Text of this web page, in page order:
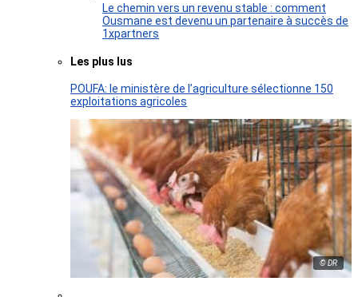
Le chemin vers un revenu stable : comment
Ousmane est devenu un partenaire à succès de
1xpartners
Les plus lus
POUFA: le ministère de l’agriculture sélectionne 150
exploitations agricoles
© DR